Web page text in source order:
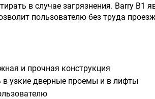
в случае загрязнения. Barry B1
пользователю без труда
и прочная конструкция
в узкие дверные проемы и в лифты